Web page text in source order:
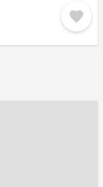
favorite